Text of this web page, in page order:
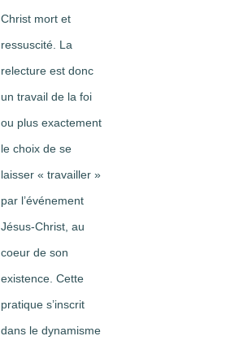
Christ mort et
ressuscité. La
relecture est donc
un travail de la foi
ou plus exactement
le choix de se
laisser « travailler »
par l’événement
Jésus-Christ, au
coeur de son
existence. Cette
pratique s’inscrit
dans le dynamisme